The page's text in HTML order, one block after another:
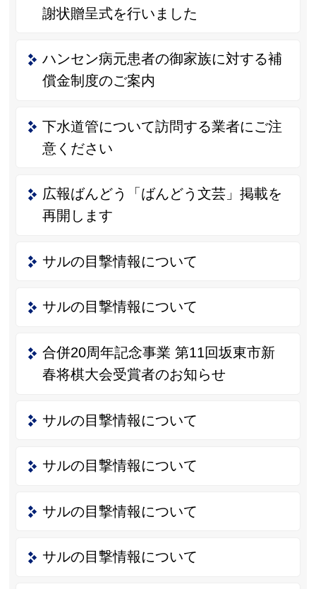
謝状贈呈式を行いました
ハンセン病元患者の御家族に対する補
償金制度のご案内
下水道管について訪問する業者にご注
意ください
広報ばんどう「ばんどう文芸」掲載を
再開します
サルの目撃情報について
サルの目撃情報について
合併20周年記念事業 第11回坂東市新
春将棋大会受賞者のお知らせ
サルの目撃情報について
サルの目撃情報について
サルの目撃情報について
サルの目撃情報について